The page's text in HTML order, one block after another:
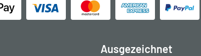
Ausgezeichnet